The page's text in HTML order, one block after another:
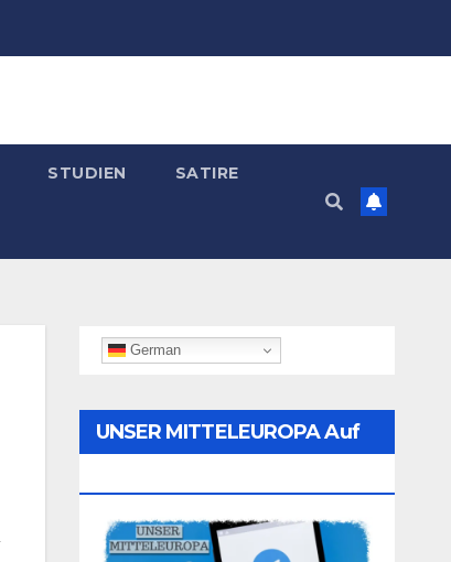
STUDIEN SATIRE
German
UNSER MITTELEUROPA Auf